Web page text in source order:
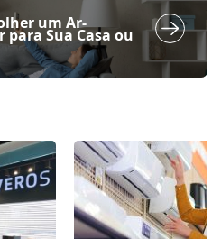
um Ar-
para Sua Casa ou